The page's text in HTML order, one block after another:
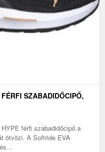
SZABADIDŐCIPŐ,
férfi szabadidőcipő a
ötvözi. A Softride EVA